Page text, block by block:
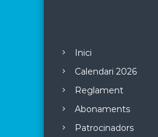
Inici
Calendari 2026
Reglament
Abonaments
Patrocinadors